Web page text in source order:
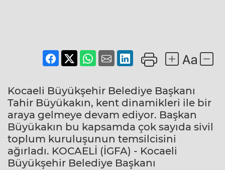
Kocaeli Büyükşehir Belediye Başkanı
Tahir Büyükakın, kent dinamikleri ile bir
araya gelmeye devam ediyor. Başkan
Büyükakın bu kapsamda çok sayıda sivil
toplum kuruluşunun temsilcisini
ağırladı. KOCAELİ (İGFA) - Kocaeli
Büyükşehir Belediye Başkanı